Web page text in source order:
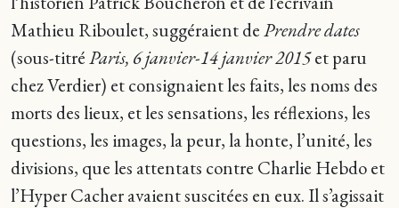
Mathieu Riboulet, suggéraient dePrendre dates
(sous-titréParis, 6 janvier-14 janvier 2015et paru
chez Verdier) et consignaient les faits, les noms des
morts des lieux, et les sensations, les réflexions, les
questions, les images, la peur, la honte, l’unité, les
divisions, que les attentats contre Charlie Hebdo et
l’Hyper Cacher avaient suscitées en eux. Il s’agissait